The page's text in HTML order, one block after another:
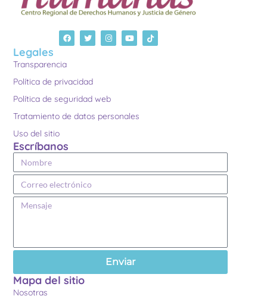
Legales
Transparencia
Política de privacidad
Política de seguridad web
Tratamiento de datos personales
Uso del sitio
Escríbanos
Enviar
Mapa del sitio
Nosotras